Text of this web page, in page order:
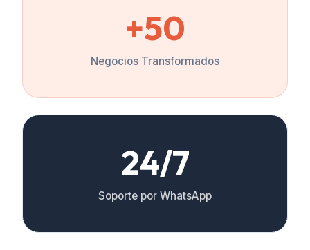
+50
Negocios Transformados
24/7
Soporte por WhatsApp